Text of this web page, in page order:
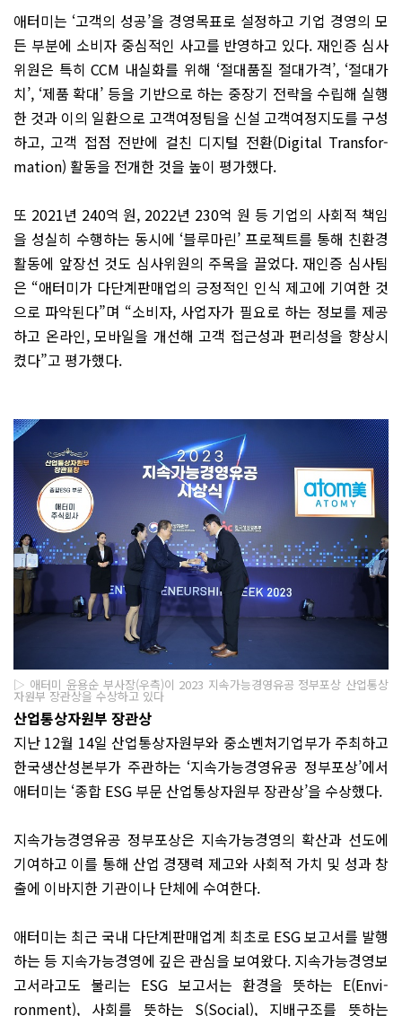
애터미는 ‘고객의 성공’을 경영목표로 설정하고 기업 경영의 모
든 부분에 소비자 중심적인 사고를 반영하고 있다. 재인증 심사
위원은 특히 CCM 내실화를 위해 ‘절대품질 절대가격’, ‘절대가
치’, ‘제품 확대’ 등을 기반으로 하는 중장기 전략을 수립해 실행
한 것과 이의 일환으로 고객여정팀을 신설 고객여정지도를 구성
하고, 고객 접점 전반에 걸친 디지털 전환(Digital Transfor­
mation) 활동을 전개한 것을 높이 평가했다.
또 2021년 240억 원, 2022년 230억 원 등 기업의 사회적 책임
을 성실히 수행하는 동시에 ‘블루마린’ 프로젝트를 통해 친환경
활동에 앞장선 것도 심사위원의 주목을 끌었다. 재인증 심사팀
은 “애터미가 다단계판매업의 긍정적인 인식 제고에 기여한 것
으로 파악된다”며 “소비자, 사업자가 필요로 하는 정보를 제공
하고 온라인, 모바일을 개선해 고객 접근성과 편리성을 향상시
켰다”고 평가했다.
▷ 애터미 윤용순 부사장(우측)이 2023 지속가능경영유공 정부포상 산업통상
자원부 장관상을 수상하고 있다
산업통상자원부 장관상
지난 12월 14일 산업통상자원부와 중소벤처기업부가 주최하고
한국생산성본부가 주관하는 ‘지속가능경영유공 정부포상’에서
애터미는 ‘종합 ESG 부문 산업통상자원부 장관상’을 수상했다.
지속가능경영유공 정부포상은 지속가능경영의 확산과 선도에
기여하고 이를 통해 산업 경쟁력 제고와 사회적 가치 및 성과 창
출에 이바지한 기관이나 단체에 수여한다.
애터미는 최근 국내 다단계판매업계 최초로 ESG 보고서를 발행
하는 등 지속가능경영에 깊은 관심을 보여왔다. 지속가능경영보
고서라고도 불리는 ESG 보고서는 환경을 뜻하는 E(Envi­
ronment), 사회를 뜻하는 S(Social), 지배구조를 뜻하는